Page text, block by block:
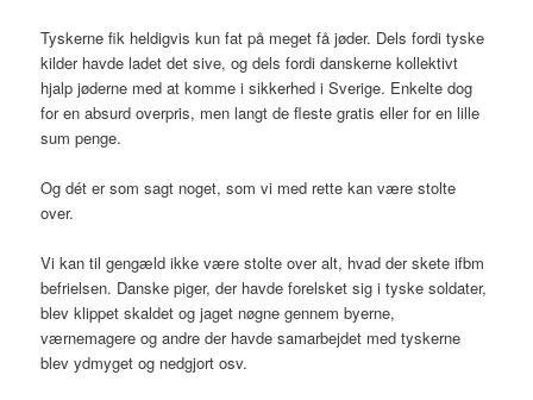
Tyskerne fik heldigvis kun fat på meget få jøder. Dels fordi tyske
kilder havde ladet det sive, og dels fordi danskerne kollektivt
hjalp jøderne med at komme i sikkerhed i Sverige. Enkelte dog
for en absurd overpris, men langt de fleste gratis eller for en lille
sum penge.
Og dét er som sagt noget, som vi med rette kan være stolte
over.
Vi kan til gengæld ikke være stolte over alt, hvad der skete ifbm
befrielsen. Danske piger, der havde forelsket sig i tyske soldater,
blev klippet skaldet og jaget nøgne gennem byerne,
værnemagere og andre der havde samarbejdet med tyskerne
blev ydmyget og nedgjort osv.